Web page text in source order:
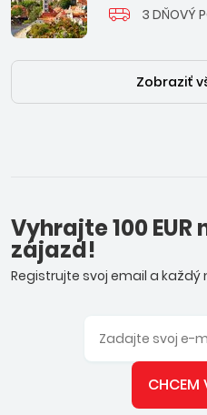
3 DŇOVÝ
Zobraziť
Vyhrajte 100
zájazd!
Registrujte svoj email a
CHCEM